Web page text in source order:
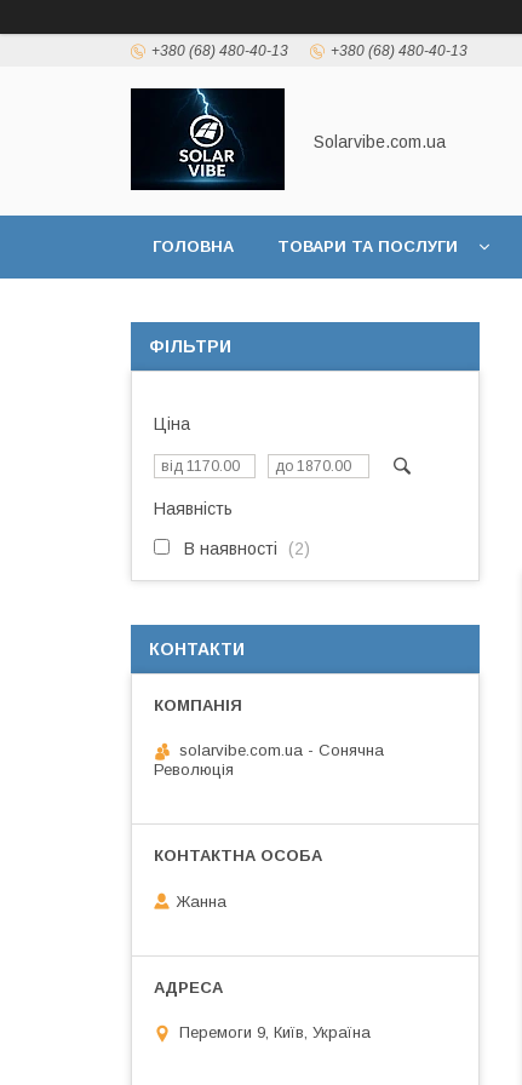
+380 (68) 480-40-13 +380 (68) 480-40-13
Solarvibe.com.ua
ГОЛОВНА ТОВАРИ ТА ПОСЛУГИ
ФІЛЬТРИ
Ціна
Наявність
В наявності 2
КОНТАКТИ
solarvibe.com.ua - Сонячна
Революція
Жанна
Перемоги 9, Київ, Україна